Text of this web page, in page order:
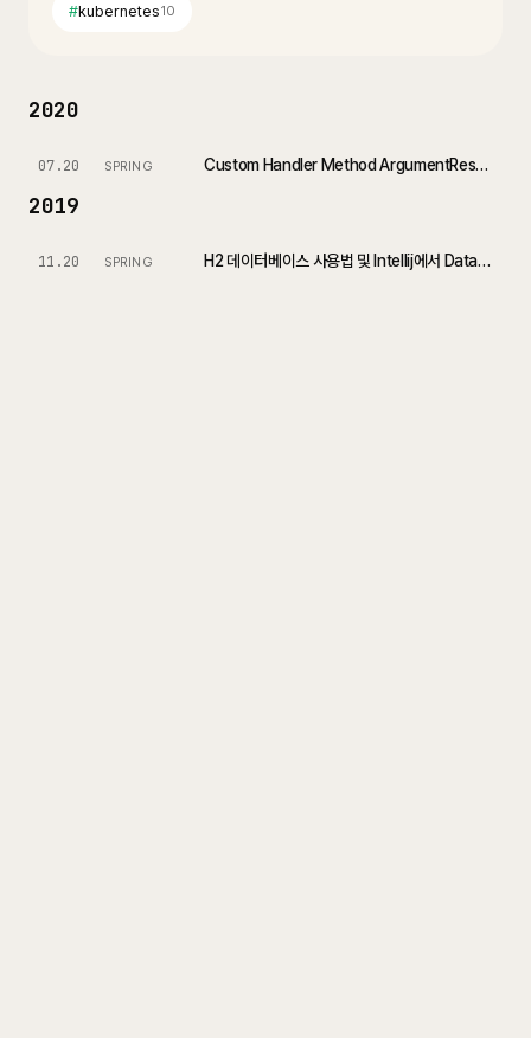
#kubernetes10
2020
07.20 SPRING Custom Handler Method ArgumentResolver 만들어보기
2019
11.20 SPRING H2 데이터베이스 사용법 및 Intellij에서 Database 연동하기